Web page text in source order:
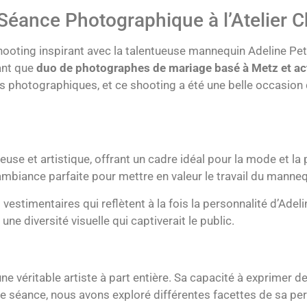
Photographique à l’Atelier
inspirant avec la talentueuse mannequin Adeline
que duo de photographes de mariage basé à Metz et
et ce shooting a été une belle
et artistique, offrant un cadre idéal pour la mode et
parfaite pour mettre en valeur le travail du
qui reflètent à la fois la personnalité
diversité visuelle qui captiverait le public.
véritable artiste à part entière. Sa capacité à exprimer
nous avons exploré différentes facettes de sa